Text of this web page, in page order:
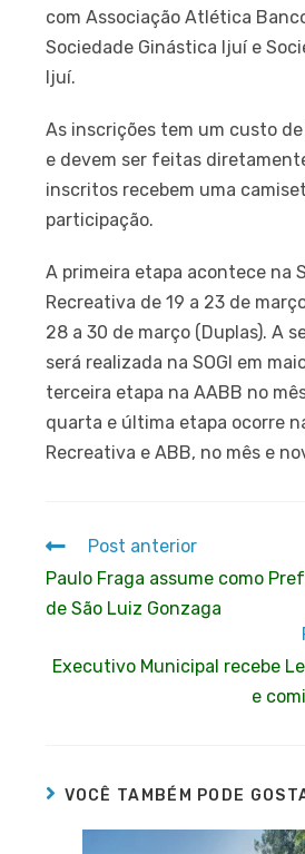
com Associação Atlética
Sociedade Ginástica Ijuí e
Ijuí.
As inscrições tem um custo de
e devem ser feitas
inscritos recebem uma
participação.
A primeira etapa acontece na
Recreativa de 19 a 23 de
28 a 30 de março (Duplas). A
será realizada na SOGI em
terceira etapa na AABB no
quarta e última etapa ocorre
Recreativa e ABB, no mês e
Post anterior
Paulo Fraga assume como
de São Luiz Gonzaga
Executivo Municipal recebe
e
VOCÊ TAMBÉM PODE